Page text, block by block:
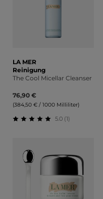
LA MER
Reinigung
The Cool Micellar Cleanser
76,90 €
(384,50 € / 1000 Milliliter)
5.0 (1)